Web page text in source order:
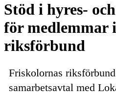
Stöd i hyres-
för medlemmar
riksförbund
Friskolornas
samarbetsavtal med